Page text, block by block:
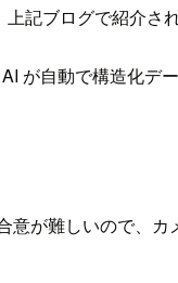
記ブログで紹介され
が自動で構造化デ
意が難しいので、カ